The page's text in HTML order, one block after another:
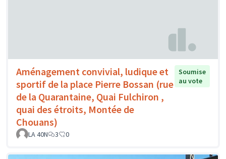
Aménagement convivial, ludique et
sportif de la place Pierre Bossan (rue
de la Quarantaine, Quai Fulchiron ,
quai des étroits, Montée de
Chouans)
Soumise
au vote
LA 40N 3 0